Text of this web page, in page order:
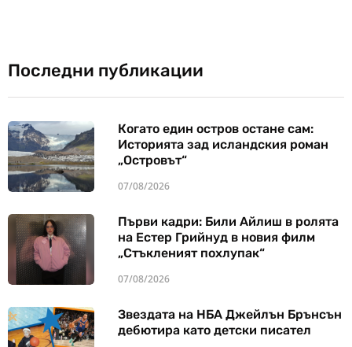
Последни публикации
Когато един остров остане сам:
Историята зад исландския роман
„Островът“
07/08/2026
Първи кадри: Били Айлиш в ролята
на Естер Грийнуд в новия филм
„Стъкленият похлупак“
07/08/2026
Звездата на НБА Джейлън Брънсън
дебютира като детски писател